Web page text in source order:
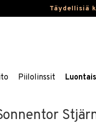
Täydellisiä
Piilolinssit